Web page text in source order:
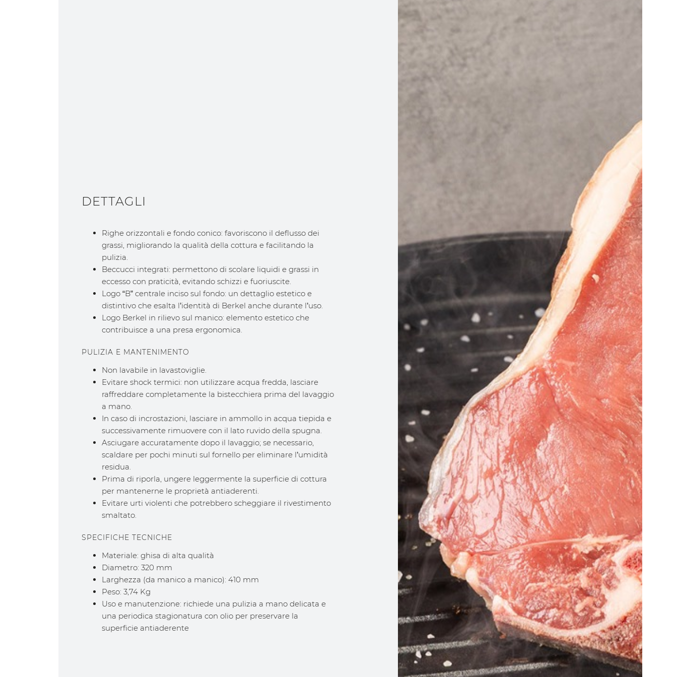
DETTAGLI
Righe orizzontali e fondo conico: favoriscono il deflusso dei
grassi, migliorando la qualità della cottura e facilitando la
pulizia.
Beccucci integrati: permettono di scolare liquidi e grassi in
eccesso con praticità, evitando schizzi e fuoriuscite.
Logo “B” centrale inciso sul fondo: un dettaglio estetico e
distintivo che esalta l’identità di Berkel anche durante l’uso.
Logo Berkel in rilievo sul manico: elemento estetico che
contribuisce a una presa ergonomica.
PULIZIA E MANTENIMENTO
Non lavabile in lavastoviglie.
Evitare shock termici: non utilizzare acqua fredda, lasciare
raffreddare completamente la bistecchiera prima del lavaggio
a mano.
In caso di incrostazioni, lasciare in ammollo in acqua tiepida e
successivamente rimuovere con il lato ruvido della spugna.
Asciugare accuratamente dopo il lavaggio; se necessario,
scaldare per pochi minuti sul fornello per eliminare l’umidità
residua.
Prima di riporla, ungere leggermente la superficie di cottura
per mantenerne le proprietà antiaderenti.
Evitare urti violenti che potrebbero scheggiare il rivestimento
smaltato.
SPECIFICHE TECNICHE
Materiale: ghisa di alta qualità
Diametro: 320 mm
Larghezza (da manico a manico): 410 mm
Peso: 3,74 Kg
Uso e manutenzione: richiede una pulizia a mano delicata e
una periodica stagionatura con olio per preservare la
superficie antiaderente
Resta aggiornato sulle ultime novità e promozioni!